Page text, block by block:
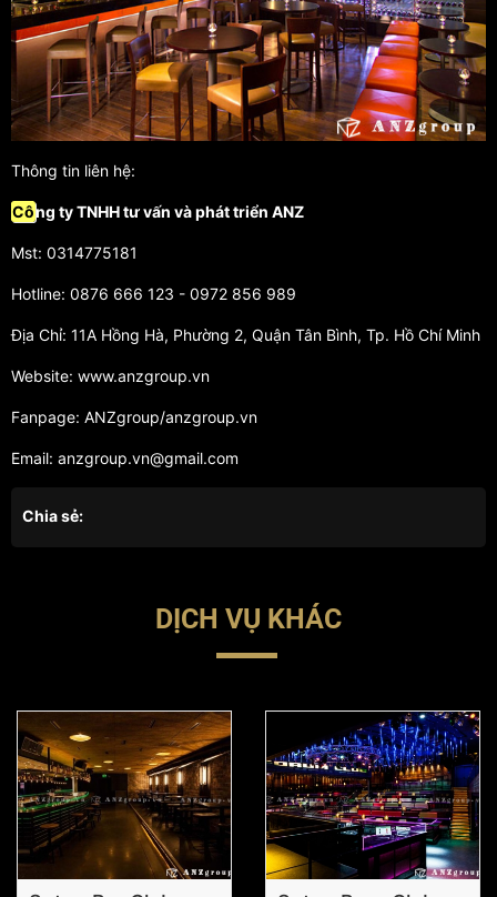
Thông tin liên hệ:
Công ty TNHH tư vấn và phát triển ANZ
Mst: 0314775181
Hotline: 0876 666 123 - 0972 856 989
Địa Chỉ: 11A Hồng Hà, Phường 2, Quận Tân Bình, Tp. Hồ Chí Minh
Website: www.anzgroup.vn
Fanpage: ANZgroup/anzgroup.vn
Email: anzgroup.vn@gmail.com
Chia sẻ:
DỊCH VỤ KHÁC